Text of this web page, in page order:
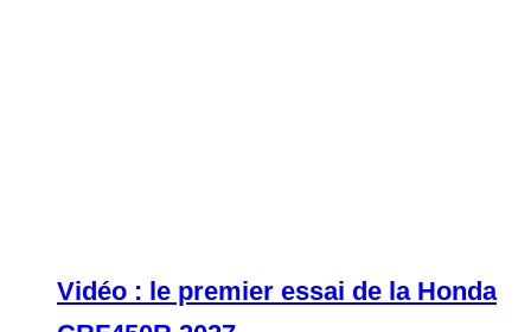
Vidéo : le premier essai de la Honda